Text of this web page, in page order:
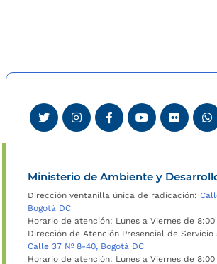
Ministerio de Ambiente y
Dirección ventanilla única de radicación:
Bogotá DC
Horario de atención: Lunes a Viernes de
Dirección de Atención Presencial de Servicio
Calle 37 Nº 8-40, Bogotá DC
Horario de atención: Lunes a Viernes de